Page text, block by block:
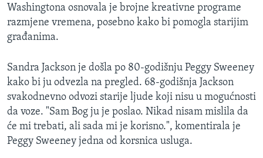
Washingtona osnovala je brojne kreativne programe
razmjene vremena, posebno kako bi pomogla starijim
građanima.
Sandra Jackson je došla po 80-godišnju Peggy Sweeney
kako bi ju odvezla na pregled. 68-godišnja Jackson
svakodnevno odvozi starije ljude koji nisu u mogućnosti
da voze. "Sam Bog ju je poslao. Nikad nisam mislila da
će mi trebati, ali sada mi je korisno.", komentirala je
Peggy Sweeney jedna od korsnica usluga.